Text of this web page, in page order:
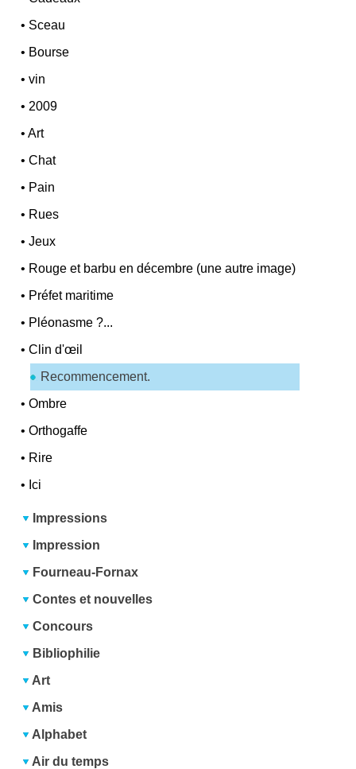
• Sceau
• Bourse
•vin
• 2009
•Art
•Chat
• Pain
• Rues
•Jeux
• Rouge et barbu en décembre (une autre image)
• Préfet maritime
• Pléonasme ?...
•Clin d'œil
Recommencement.
•Ombre
•Orthogaffe
• Rire
• Ici
Impressions
Impression
Fourneau-Fornax
Contes et nouvelles
Concours
Bibliophilie
Art
Amis
Alphabet
Air du temps